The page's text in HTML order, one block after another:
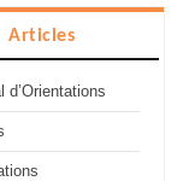
Articles
d’Orientations